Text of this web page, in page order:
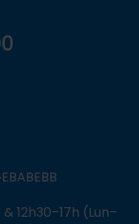
12h30–17h (Lun–